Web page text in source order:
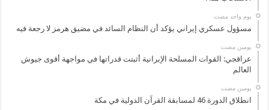
‏يوم واحد مضت
مسؤول عسكري إيراني يؤكد أن النظام السائد في مضيق هرمز لا رجعة فيه
‏يومين مضت
عراقجي: القوات المسلحة الإيرانية أثبتت قدراتها في مواجهة أقوى جيوش
العالم
‏يومين مضت
انطلاق الدورة 46 لمسابقة القرآن الدولية في مكة